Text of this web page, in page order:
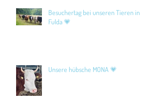
Besuchertag bei unseren Tieren in
Fulda 💗
Unsere hübsche MONA 💗